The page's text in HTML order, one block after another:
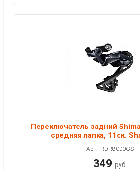
Переключатель задний
средняя лапка, 11ск.
Арт: IRDR8000GS
349 руб